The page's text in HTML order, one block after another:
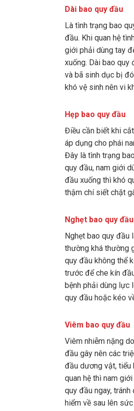
Dài bao quy đầu
Là tình trạng bao
đầu. Khi quan hệ
giới phải dùng tay
xuống. Dài bao quy
và bã sinh dục bị
khó vệ sinh nên vi
Hẹp bao quy đầu
Điều cần biết khi
áp dụng cho phái
Đây là tình trạng
quy đầu, nam giới
đầu xuống thì khó
thậm chí siết chặt
Nghẹt bao quy đầu
Nghẹt bao quy đầu
thường khá thường
quy đầu không thể
trước để che kín
bệnh phải dùng lực
quy đầu hoặc kéo
Viêm bao quy đầu
Viêm nhiễm nặng
đầu gây nên các
đầu dương vật, tiểu
quan hệ thì nam
quy đầu ngay,
hiểm về sau lên